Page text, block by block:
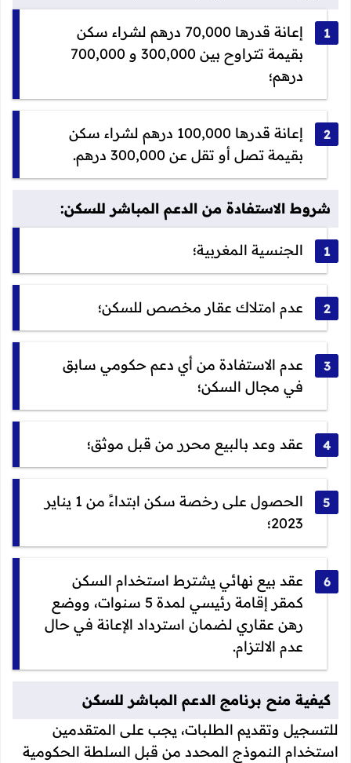
إعانة قدرها 70,000 درهم لشراء سكن
بقيمة تتراوح بين 300,000 و 700,000
درهم؛
إعانة قدرها 100,000 درهم لشراء سكن
بقيمة تصل أو تقل عن 300,000 درهم.
شروط الاستفادة من الدعم المباشر للسكن:
الجنسية المغربية؛
عدم امتلاك عقار مخصص للسكن؛
عدم الاستفادة من أي دعم حكومي سابق
في مجال السكن؛
عقد وعد بالبيع محرر من قبل موثق؛
الحصول على رخصة سكن ابتداءً من 1 يناير
2023؛
عقد بيع نهائي يشترط استخدام السكن
كمقر إقامة رئيسي لمدة 5 سنوات، ووضع
رهن عقاري لضمان استرداد الإعانة في حال
عدم الالتزام.
كيفية منح برنامج الدعم المباشر للسكن
للتسجيل وتقديم الطلبات، يجب على المتقدمين
استخدام النموذج المحدد من قبل السلطة الحكومية